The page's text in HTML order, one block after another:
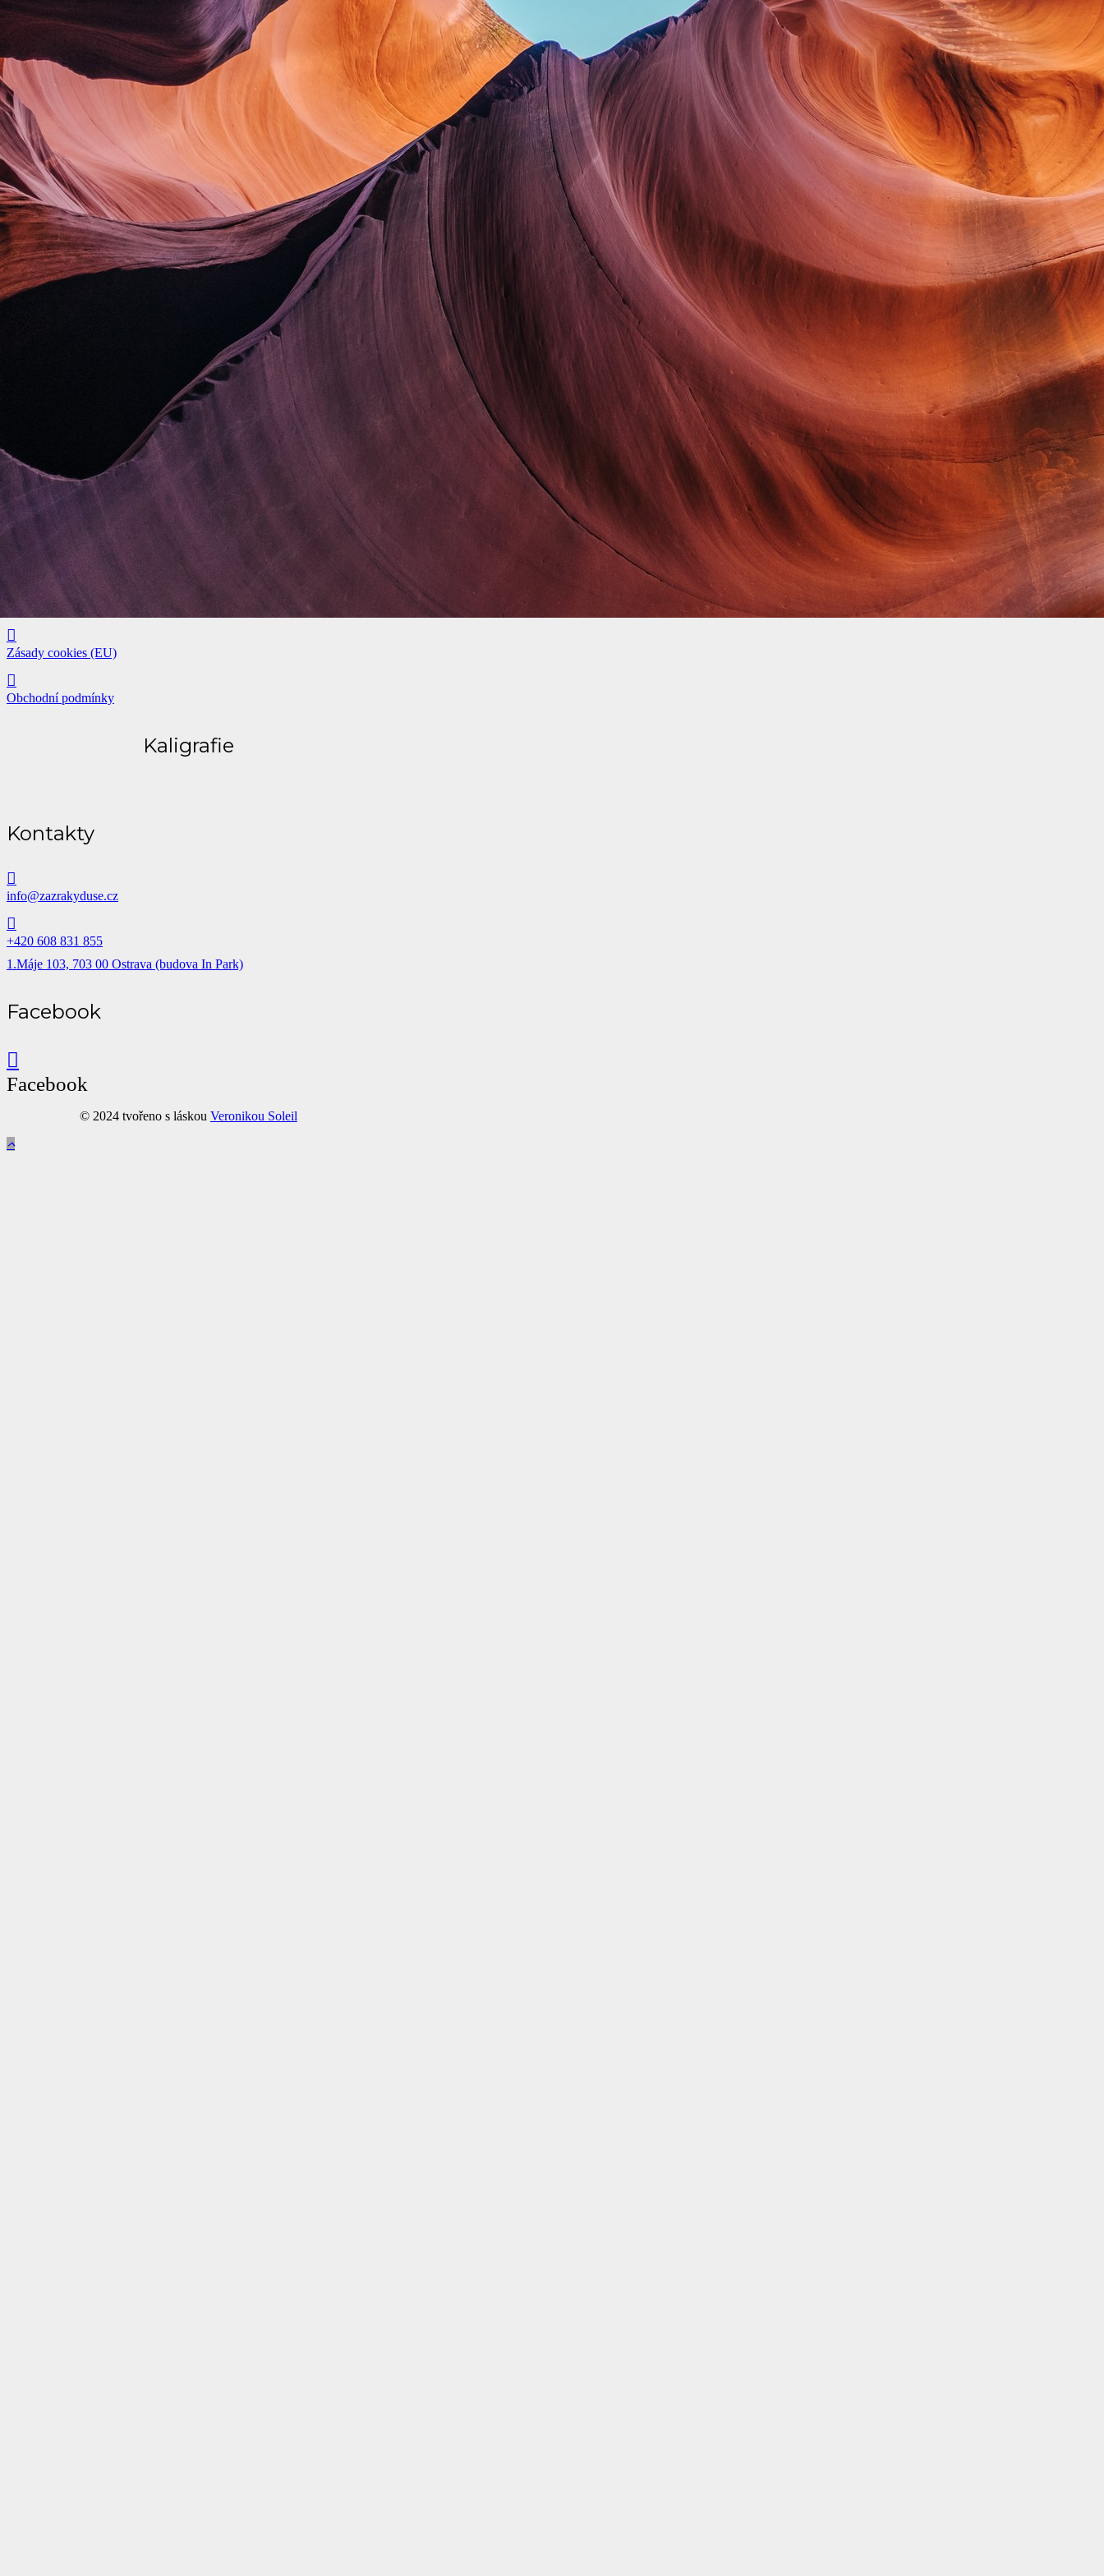
Date:
Category:
Branding, Naming
Website: yoursite.com
Similar Projects
Project Example 3 – Nature
Project Example 4 – YouTube
Spolupracujeme a doporučujeme
Důležité odkazy
Ochrana Osobních Údajů – GDPR
Zásady cookies (EU)
Obchodní podmínky
Kaligrafie
Kontakty
info@zazrakyduse.cz
+420 608 831 855
1.Máje 103, 703 00 Ostrava (budova In Park)
Facebook
Facebook
© 2024 tvořeno s láskou Veronikou Soleil